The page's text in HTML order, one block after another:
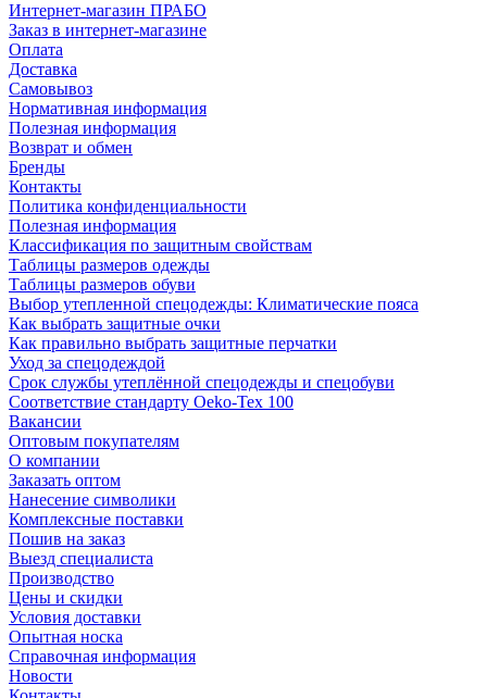
Интернет-магазин ПРАБО
Заказ в интернет-магазине
Оплата
Доставка
Самовывоз
Нормативная информация
Полезная информация
Возврат и обмен
Бренды
Контакты
Политика конфиденциальности
Полезная информация
Классификация по защитным свойствам
Таблицы размеров одежды
Таблицы размеров обуви
Выбор утепленной спецодежды: Климатические пояса
Как выбрать защитные очки
Как правильно выбрать защитные перчатки
Уход за спецодеждой
Срок службы утеплённой спецодежды и спецобуви
Соответствие стандарту Oeko-Tex 100
Вакансии
Оптовым покупателям
О компании
Заказать оптом
Нанесение символики
Комплексные поставки
Пошив на заказ
Выезд специалиста
Производство
Цены и скидки
Условия доставки
Опытная носка
Справочная информация
Новости